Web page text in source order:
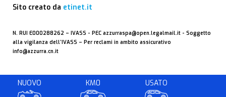
NUOVO KM0 USATO
Sito creato da etinet.it
N. RUI E000288262 – IVASS - PEC azzurraspa@open.legalmail.it - Soggetto
alla vigilanza dell’IVASS – Per reclami in ambito assicurativo
info@azzurra.cn.it